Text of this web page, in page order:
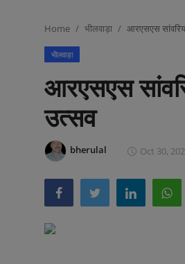
Home भीलवाड़ा आरएसएस
भीलवाड़ा
आरएसएस
उत्सव
bherulal Oct 30,